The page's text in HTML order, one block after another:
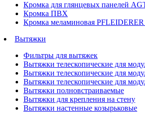
Кромка для глянцевых панелей
Кромка ПВХ
Кромка меламиновая
Вытяжки
Фильтры для вытяжек
Вытяжки телескопические для
Вытяжки телескопические для
Вытяжки телескопические для
Вытяжки полновстраиваемые
Вытяжки для крепления на стену
Вытяжки настенные козырьковые